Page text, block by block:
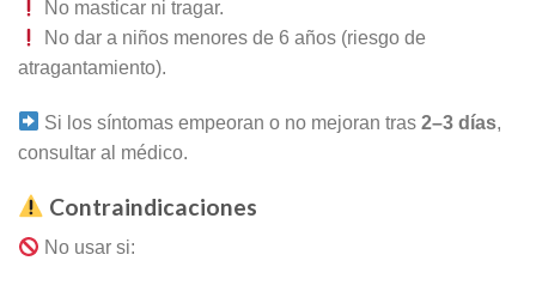
No masticar ni tragar.
No dar a niños menores de 6 años (riesgo de
atragantamiento).
Si los síntomas empeoran o no mejoran tras2–3 días,
consultar al médico.
Contraindicaciones
No usar si: